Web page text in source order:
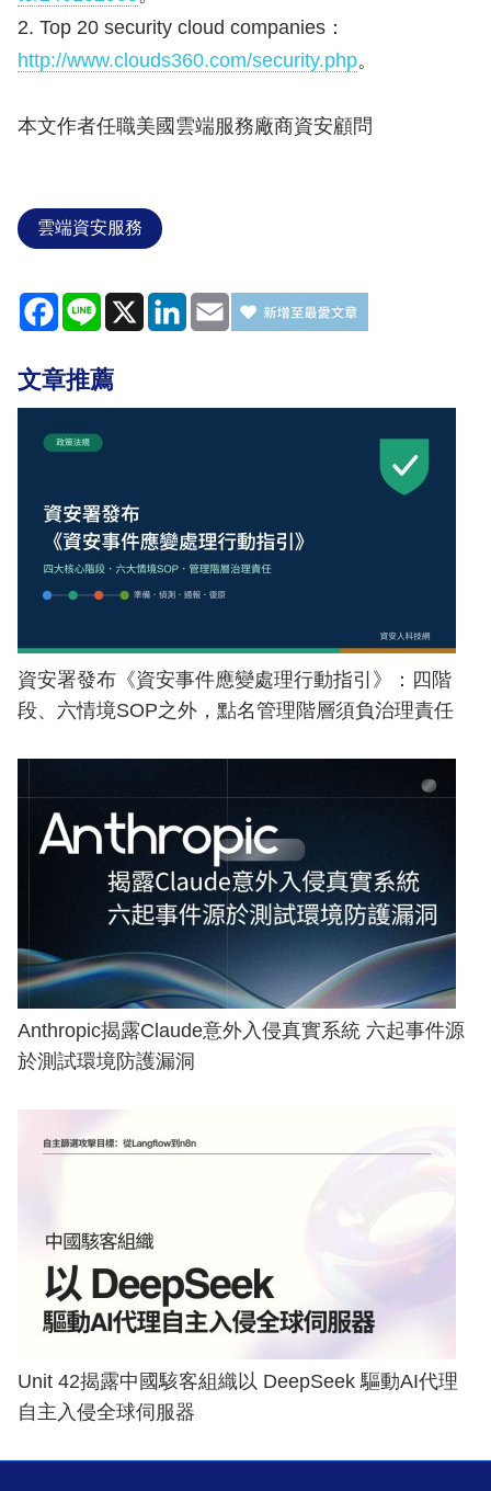
2. Top 20 security cloud companies：
http://www.clouds360.com/security.php。
本文作者任職美國雲端服務廠商資安顧問
雲端資安服務
Facebook
Line X LinkedIn
Email
文章推薦
資安署發布《資安事件應變處理行動指引》：四階
段、六情境SOP之外，點名管理階層須負治理責任
Anthropic揭露Claude意外入侵真實系統 六起事件源
於測試環境防護漏洞
Unit 42揭露中國駭客組織以 DeepSeek 驅動AI代理
自主入侵全球伺服器